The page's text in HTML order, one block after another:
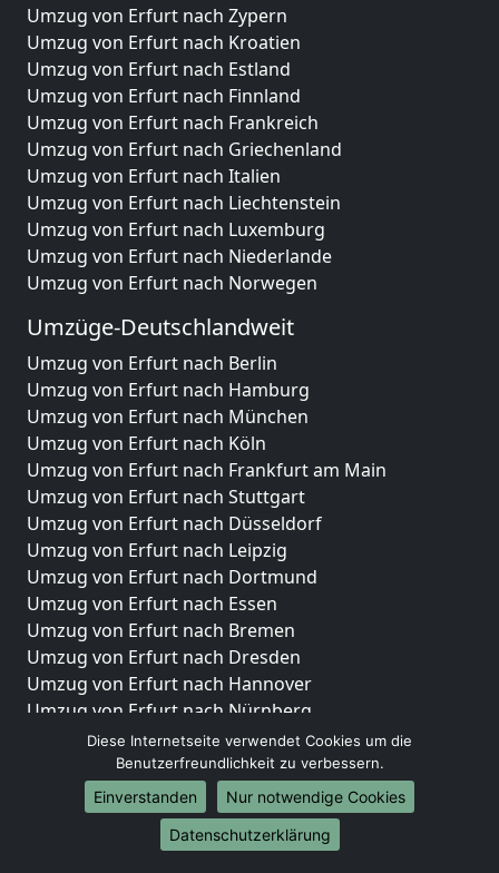
Umzug von Erfurt nach Zypern
Umzug von Erfurt nach Kroatien
Umzug von Erfurt nach Estland
Umzug von Erfurt nach Finnland
Umzug von Erfurt nach Frankreich
Umzug von Erfurt nach Griechenland
Umzug von Erfurt nach Italien
Umzug von Erfurt nach Liechtenstein
Umzug von Erfurt nach Luxemburg
Umzug von Erfurt nach Niederlande
Umzug von Erfurt nach Norwegen
Umzüge-Deutschlandweit
Umzug von Erfurt nach Berlin
Umzug von Erfurt nach Hamburg
Umzug von Erfurt nach München
Umzug von Erfurt nach Köln
Umzug von Erfurt nach Frankfurt am Main
Umzug von Erfurt nach Stuttgart
Umzug von Erfurt nach Düsseldorf
Umzug von Erfurt nach Leipzig
Umzug von Erfurt nach Dortmund
Umzug von Erfurt nach Essen
Umzug von Erfurt nach Bremen
Umzug von Erfurt nach Dresden
Umzug von Erfurt nach Hannover
Umzug von Erfurt nach Nürnberg
Umzug von Erfurt nach Duisburg
Umzug von Erfurt nach Bochum
Umzug von Erfurt nach Wuppertal
Umzug von Erfurt nach Bielefeld
Umzug von Erfurt nach Bonn
Diese Internetseite verwendet Cookies um die
Benutzerfreundlichkeit zu verbessern.
Einverstanden
Nur notwendige Cookies
Datenschutzerklärung